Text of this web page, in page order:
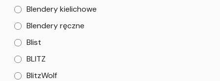
Blendery kielichowe
Blendery ręczne
Blist
BLITZ
BlitzWolf